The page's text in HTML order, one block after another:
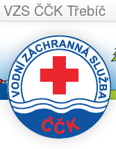
VZS ČČK Třebíč